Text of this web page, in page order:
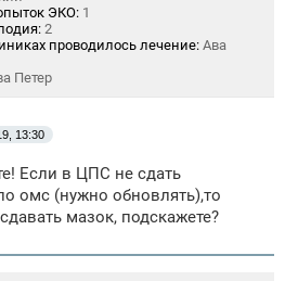
ЭКО: 1
2
проводилось лечение: Ава
Петер
13:30
Если в ЦПС не сдать
омс (нужно обновлять),то
мазок, подскажете?